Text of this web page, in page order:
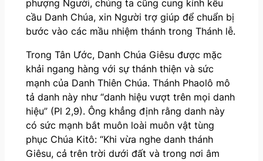
phượng Người, chúng ta cũng cung kính kêu
cầu Danh Chúa, xin Người trợ giúp để chuẩn bị
bước vào các mầu nhiệm thánh trong Thánh lễ.
Trong Tân Ước, Danh Chúa Giêsu được mặc
khải ngang hàng với sự thánh thiện và sức
mạnh của Danh Thiên Chúa. Thánh Phaolô mô
tả danh này như “danh hiệu vượt trên mọi danh
hiệu” (Pl 2,9). Ông khẳng định rằng danh này
có sức mạnh bắt muôn loài muôn vật tùng
phục Chúa Kitô: “Khi vừa nghe danh thánh
Giêsu, cả trên trời dưới đất và trong nơi âm